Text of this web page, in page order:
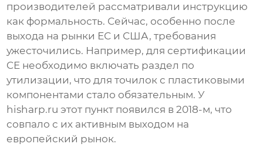
производителей рассматривали инструкцию
как формальность. Сейчас, особенно после
выхода на рынки ЕС и США, требования
ужесточились. Например, для сертификации
CE необходимо включать раздел по
утилизации, что для точилок с пластиковыми
компонентами стало обязательным. У
hisharp.ru этот пункт появился в 2018-м, что
совпало с их активным выходом на
европейский рынок.